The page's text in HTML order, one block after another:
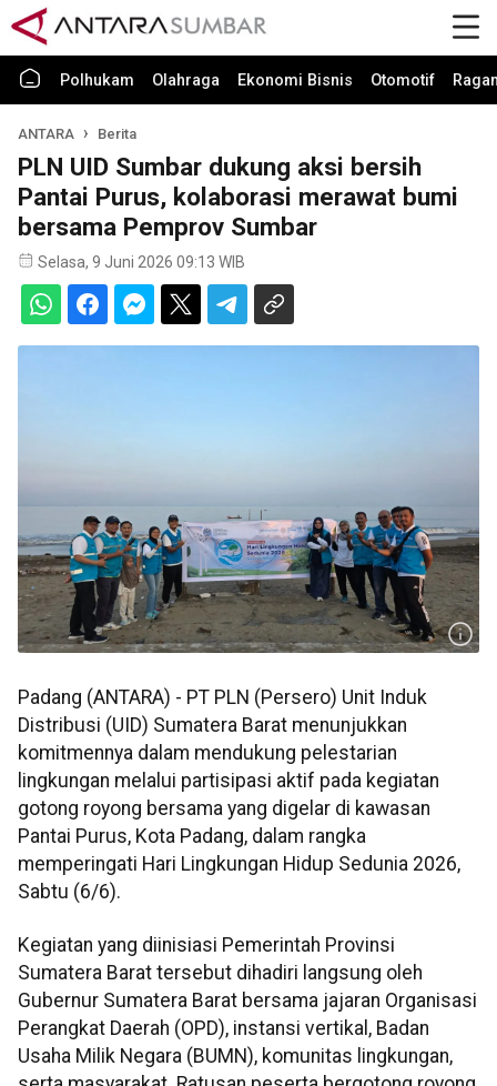
Polhukam Olahraga Ekonomi Bisnis Otomotif
ANTARA Berita
PLN UID Sumbar dukung aksi bersih
Pantai Purus, kolaborasi merawat bumi
bersama Pemprov Sumbar
Selasa, 9 Juni 2026 09:13 WIB
Padang (ANTARA) - PT PLN (Persero) Unit Induk
Distribusi (UID) Sumatera Barat menunjukkan
komitmennya dalam mendukung pelestarian
lingkungan melalui partisipasi aktif pada kegiatan
gotong royong bersama yang digelar di kawasan
Pantai Purus, Kota Padang, dalam rangka
memperingati Hari Lingkungan Hidup Sedunia 2026,
Sabtu (6/6).
Kegiatan yang diinisiasi Pemerintah Provinsi
Sumatera Barat tersebut dihadiri langsung oleh
Gubernur Sumatera Barat bersama jajaran Organisasi
Perangkat Daerah (OPD), instansi vertikal, Badan
Usaha Milik Negara (BUMN), komunitas lingkungan,